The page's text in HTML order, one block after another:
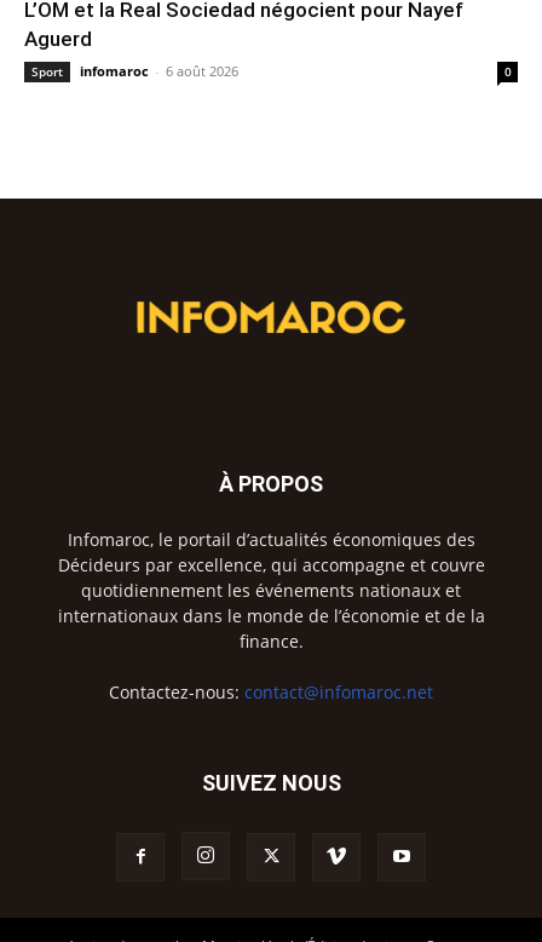
L’OM et la Real Sociedad négocient pour Nayef
Aguerd
Sport infomaroc - 6 août 2026 0
À PROPOS
Infomaroc, le portail d’actualités économiques des
Décideurs par excellence, qui accompagne et couvre
quotidiennement les événements nationaux et
internationaux dans le monde de l’économie et de la
finance.
Contactez-nous: contact@infomaroc.net
SUIVEZ NOUS